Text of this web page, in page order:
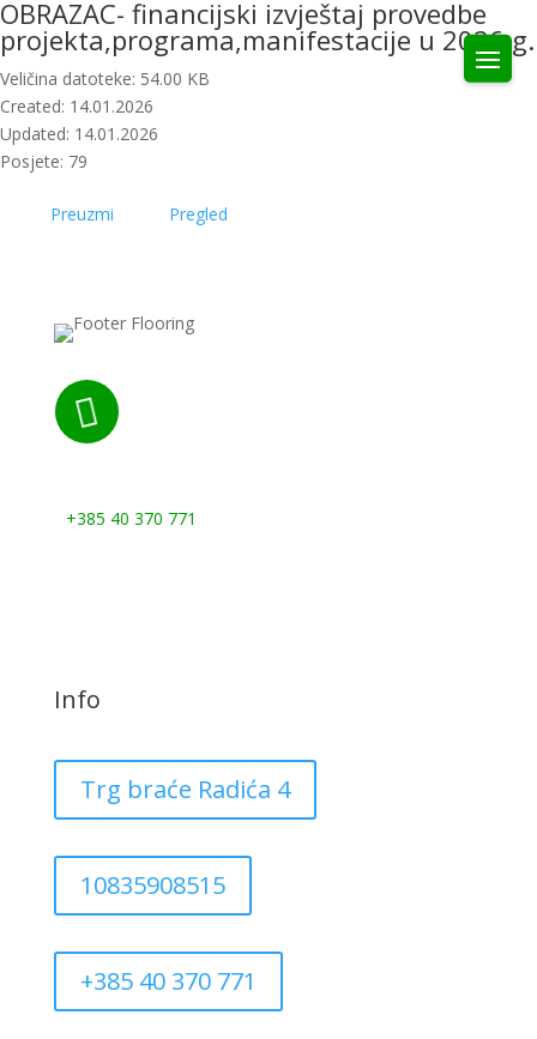
OBRAZAC- financijski izvještaj provedbe
projekta,programa,manifestacije u 2026.g.
Veličina datoteke: 54.00 KB
Created: 14.01.2026
Updated: 14.01.2026
Posjete: 79
Preuzmi Pregled

+385 40 370 771
Info
Trg braće Radića 4
10835908515
+385 40 370 771